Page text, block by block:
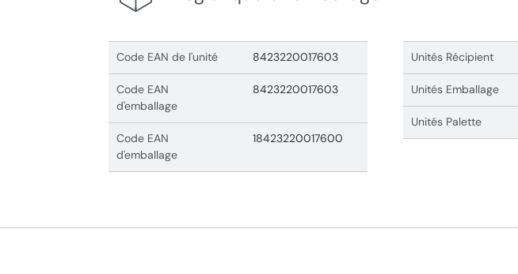
Code EAN de l'unité 8423220017603
Code EAN
d'emballage
8423220017603
Code EAN
d'emballage
18423220017600
Unités Récipient
Unités Emballage
Unités Palette